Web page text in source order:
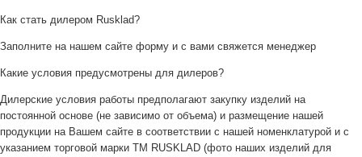
Как стать дилером Rusklad?
Заполните на нашем сайте форму и с вами свяжется менеджер
Какие условия предусмотрены для дилеров?
Дилерские условия работы предполагают закупку изделий на
постоянной основе (не зависимо от объема) и размещение нашей
продукции на Вашем сайте в соответствии с нашей номенклатурой и с
указанием торговой марки ТМ RUSKLAD (фото наших изделий для